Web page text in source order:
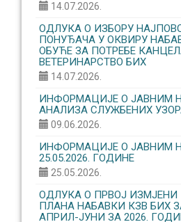
14.07.2026.
ОДЛУКА О ИЗБОРУ
ПОНУЂАЧА У ОКВИРУ
ОБУЋЕ ЗА ПОТРЕБЕ
ВЕТЕРИНАРСТВО БИХ
14.07.2026.
ИНФОРМАЦИЈЕ О ЈАВНИМ
АНАЛИЗА СЛУЖБЕНИХ
09.06.2026.
ИНФОРМАЦИЈЕ О ЈАВНИМ
25.05.2026. ГОДИНЕ
25.05.2026.
ОДЛУКА О ПРВОЈ ИЗМЈЕНИ
ПЛАНА НАБАВКИ КЗВ БИХ
АПРИЛ-ЈУНИ ЗА 2026.